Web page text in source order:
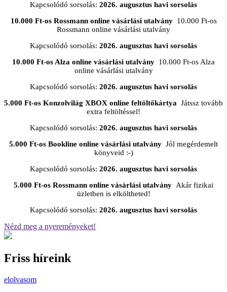
Kapcsolódó sorsolás: 2026. augusztus havi sorsolás
10.000 Ft-os Rossmann online vásárlási utalvány10.000 Ft-os
Rossmann online vásárlási utalvány
Kapcsolódó sorsolás: 2026. augusztus havi sorsolás
10.000 Ft-os Alza online vásárlási utalvány 10.000 Ft-os Alza
online vásárlási utalvány
Kapcsolódó sorsolás: 2026. augusztus havi sorsolás
5.000 Ft-os Konzolvilág XBOX online feltöltőkártya Játssz tovább
extra feltöltéssel!
Kapcsolódó sorsolás: 2026. augusztus havi sorsolás
5.000 Ft-os Bookline online vásárlási utalvány Jól megérdemelt
könyveid :-)
Kapcsolódó sorsolás: 2026. augusztus havi sorsolás
5.000 Ft-os Rossmann online vásárlási utalvány Akár fizikai
üzletben is elköltheted!
Kapcsolódó sorsolás: 2026. augusztus havi sorsolás
Nézd meg a nyereményeket!
Friss híreink
elolvasom